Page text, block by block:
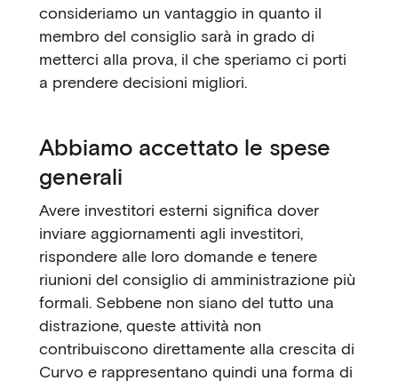
consideriamo un vantaggio in quanto il
membro del consiglio sarà in grado di
metterci alla prova, il che speriamo ci porti
a prendere decisioni migliori.
Abbiamo accettato le spese
generali
Avere investitori esterni significa dover
inviare aggiornamenti agli investitori,
rispondere alle loro domande e tenere
riunioni del consiglio di amministrazione più
formali. Sebbene non siano del tutto una
distrazione, queste attività non
contribuiscono direttamente alla crescita di
Curvo e rappresentano quindi una forma di